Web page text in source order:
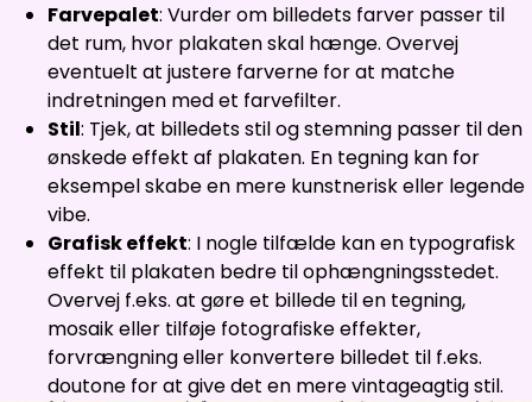
Farvepalet: Vurder om billedets farver passer til
det rum, hvor plakaten skal hænge. Overvej
eventuelt at justere farverne for at matche
indretningen med et farvefilter.
Stil: Tjek, at billedets stil og stemning passer til den
ønskede effekt af plakaten. En tegning kan for
eksempel skabe en mere kunstnerisk eller legende
vibe.
Grafisk effekt: I nogle tilfælde kan en typografisk
effekt til plakaten bedre til ophængningsstedet.
Overvej f.eks. at gøre et billede til en tegning,
mosaik eller tilføje fotografiske effekter,
forvrængning eller konvertere billedet til f.eks.
doutone for at give det en mere vintageagtig stil.